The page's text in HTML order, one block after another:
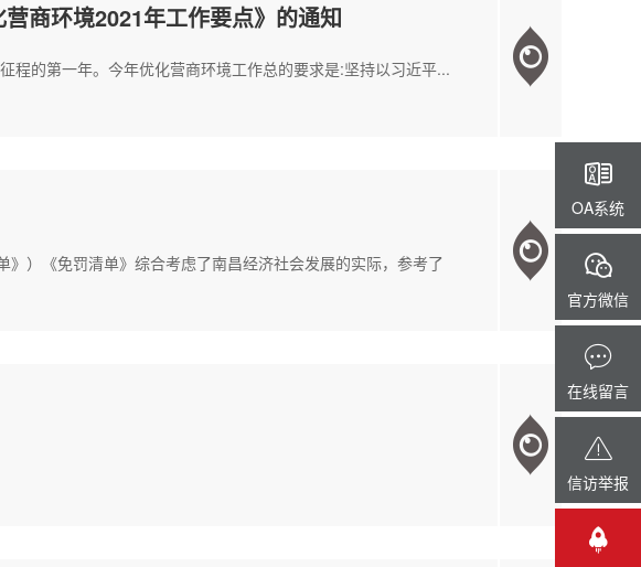
商环境2021年工作要点》的通知
程的第一年。今年优化营商环境工作总的要求是:坚持以习近平...
）《免罚清单》综合考虑了南昌经济社会发展的实际，参考了
OA系统
官方微信
在线留言
信访举报